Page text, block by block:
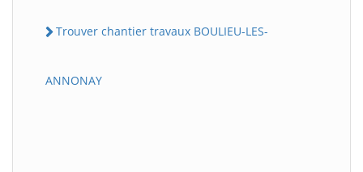
Trouver chantier travaux BOULIEU-LES-
ANNONAY